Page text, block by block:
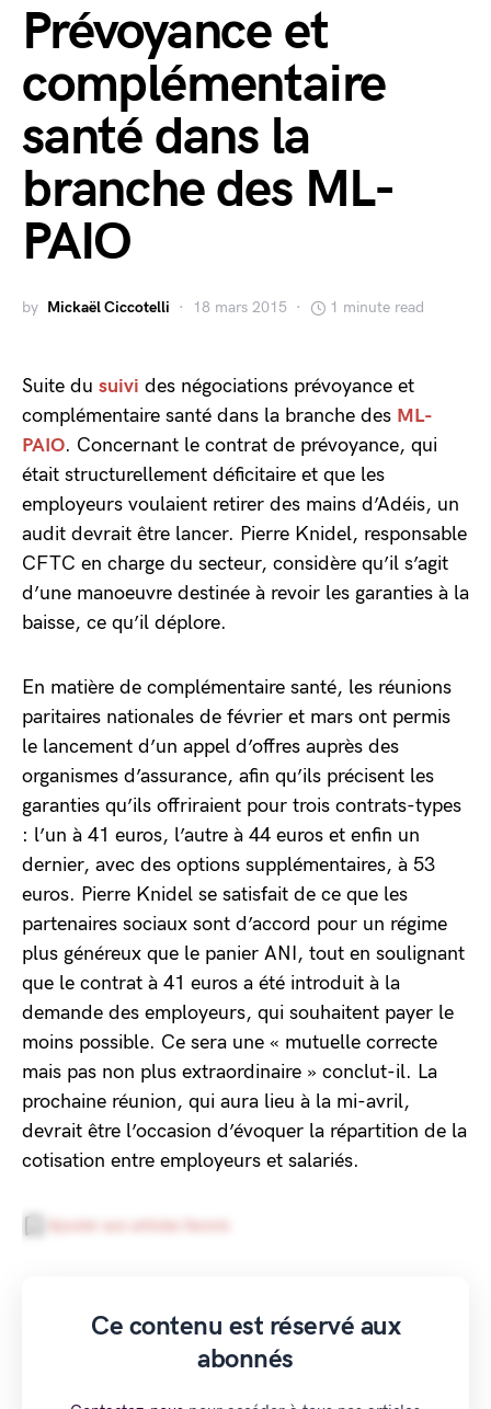
Prévoyance et
complémentaire
santé dans la
branche des ML-
PAIO
by Mickaël Ciccotelli 18 mars 2015 1 minute read
Suite du suivi des négociations prévoyance et
complémentaire santé dans la branche des ML-
PAIO. Concernant le contrat de prévoyance, qui
était structurellement déficitaire et que les
employeurs voulaient retirer des mains d’Adéis, un
audit devrait être lancer. Pierre Knidel, responsable
CFTC en charge du secteur, considère qu’il s’agit
d’une manoeuvre destinée à revoir les garanties à la
baisse, ce qu’il déplore.
En matière de complémentaire santé, les réunions
paritaires nationales de février et mars ont permis
le lancement d’un appel d’offres auprès des
organismes d’assurance, afin qu’ils précisent les
garanties qu’ils offriraient pour trois contrats-types
: l’un à 41 euros, l’autre à 44 euros et enfin un
dernier, avec des options supplémentaires, à 53
euros. Pierre Knidel se satisfait de ce que les
partenaires sociaux sont d’accord pour un régime
plus généreux que le panier ANI, tout en soulignant
que le contrat à 41 euros a été introduit à la
demande des employeurs, qui souhaitent payer le
moins possible. Ce sera une « mutuelle correcte
mais pas non plus extraordinaire » conclut-il. La
prochaine réunion, qui aura lieu à la mi-avril,
devrait être l’occasion d’évoquer la répartition de la
cotisation entre employeurs et salariés.
Ajouter aux articles favoris
Ce contenu est réservé aux
abonnés